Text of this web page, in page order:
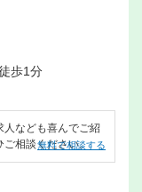
歩1分
人なども喜んでご紹
ご相談ください。
無料で相談する